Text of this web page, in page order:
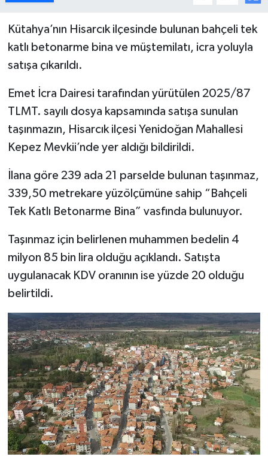
Kütahya’nın Hisarcık ilçesinde bulunan bahçeli tek
katlı betonarme bina ve müştemilatı, icra yoluyla
satışa çıkarıldı.
Emet İcra Dairesi tarafından yürütülen 2025/87
TLMT. sayılı dosya kapsamında satışa sunulan
taşınmazın, Hisarcık ilçesi Yenidoğan Mahallesi
Kepez Mevkii’nde yer aldığı bildirildi.
İlana göre 239 ada 21 parselde bulunan taşınmaz,
339,50 metrekare yüzölçümüne sahip “Bahçeli
Tek Katlı Betonarme Bina” vasfında bulunuyor.
Taşınmaz için belirlenen muhammen bedelin 4
milyon 85 bin lira olduğu açıklandı. Satışta
uygulanacak KDV oranının ise yüzde 20 olduğu
belirtildi.
Hisarcık
İlçeler
Kültür Sanat
Magazin
Pazarlar
Resmi İlan
Rüya Tabirleri
Sağlık
Şaphane
Simav